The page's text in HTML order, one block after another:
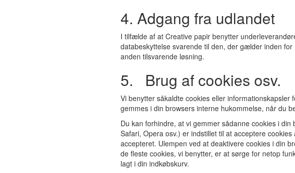
4. Adgang fra udlandet
I tilfælde af at Creative papir benytter
databeskyttelse svarende til den, der gælder inden
anden tilsvarende løsning.
5. Brug af cookies osv.
Vi benytter såkaldte cookies eller
gemmes i din browsers interne hukommelse, når du
Du kan forhindre, at vi gemmer sådanne cookies i
Safari, Opera osv.) er indstillet til at acceptere
accepteret. Ulempen ved at deaktivere cookies i din
de fleste cookies, vi benytter, er at sørge for netop
lagt i din indkøbskurv.